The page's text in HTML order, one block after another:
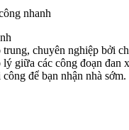
chuyên nghiệp bởi
giữa các công đoạn đan
để bạn nhận nhà sớm.